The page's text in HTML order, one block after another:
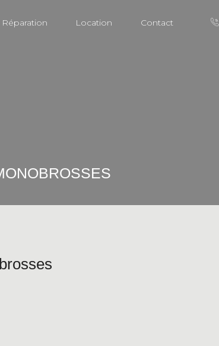
Réparation Location Contact